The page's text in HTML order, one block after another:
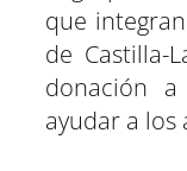
r
i
r
e
n
t
t
e
)
r
t
i
e
o
o
k
que
de Castilla-
donación a
ayudar a los